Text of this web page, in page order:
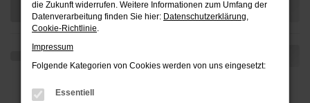
die Zukunft widerrufen. Weitere Informationen zum Umfang der
Datenverarbeitung finden Sie hier: Datenschutzerklärung,
Cookie-Richtlinie.
Impressum
Folgende Kategorien von Cookies werden von uns eingesetzt:
Essentiell